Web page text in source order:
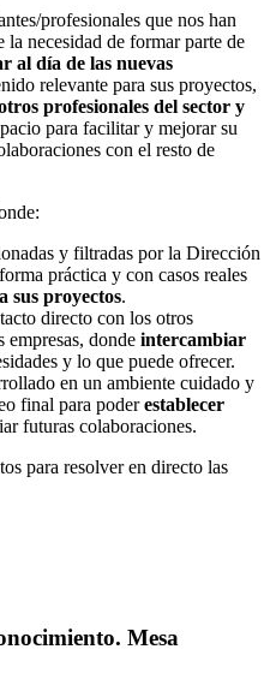
profesionales que nos han
la necesidad de formar parte de
al día de las nuevas
relevante para sus proyectos,
profesionales del sector y
para facilitar y mejorar su
con el resto de
y filtradas por la Dirección
práctica y con casos reales
sus proyectos.
directo con los otros
empresas, donde intercambiar
y lo que puede ofrecer.
en un ambiente cuidado y
final para poderestablecer
futuras colaboraciones.
para resolver en directo las
Mesa